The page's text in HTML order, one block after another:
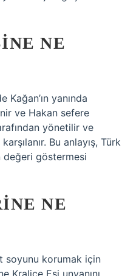
NE
yanında
ve Hakan sefere
yönetilir ve
Bu anlayış, Türk
değeri göstermesi
NE
soyunu korumak için
Kraliçe Eşi unvanını